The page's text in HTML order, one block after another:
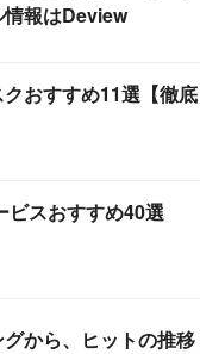
情報はDeview
おすすめ11選【徹底
ビスおすすめ40選
から、ヒットの推移